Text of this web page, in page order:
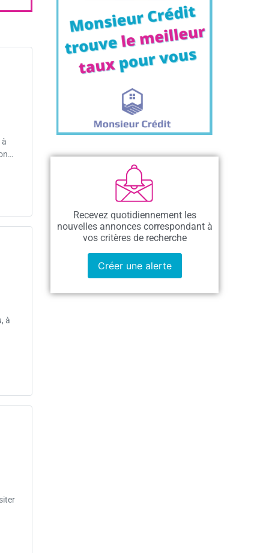
à
Recevez quotidiennement les
nouvelles annonces correspondant à
vos critères de recherche
Créer une alerte